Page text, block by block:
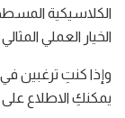
الكلاسيكية
الخيار العملي
وإذا كنتِ ترغبين
يمكنكِ الاطلاع على